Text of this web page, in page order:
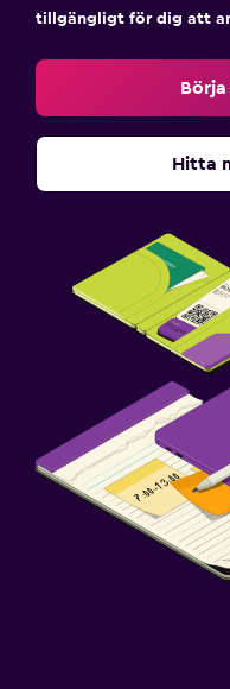
Parkering och transport
Transferservice (mot
Arbetsyta
Barnsängar tillgängliga
tillgängligt för dig att
Börja
Hitta